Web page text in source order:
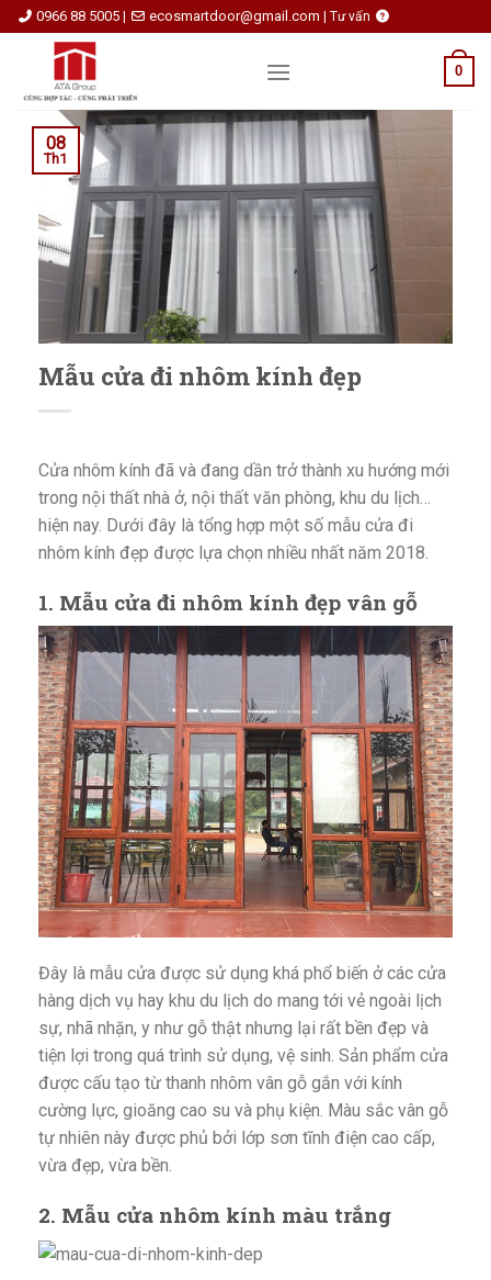
Skip
to
0966 88 5005 | ecosmartdoor@gmail.com | Tư vấn
0
Mẫu cửa đi nhôm kính đẹp
08
Th1
Cửa nhôm kính đã và đang dần trở thành xu hướng mới
trong nội thất nhà ở, nội thất văn phòng, khu du lịch…
hiện nay. Dưới đây là tổng hợp một số mẫu cửa đi
nhôm kính đẹp được lựa chọn nhiều nhất năm 2018.
1. Mẫu cửa đi nhôm kính đẹp vân gỗ
Đây là mẫu cửa được sử dụng khá phổ biến ở các cửa
hàng dịch vụ hay khu du lịch do mang tới vẻ ngoài lịch
sự, nhã nhặn, y như gỗ thật nhưng lại rất bền đẹp và
tiện lợi trong quá trình sử dụng, vệ sinh. Sản phẩm cửa
được cấu tạo từ thanh nhôm vân gỗ gắn với kính
cường lực, gioăng cao su và phụ kiện. Màu sắc vân gỗ
tự nhiên này được phủ bởi lớp sơn tĩnh điện cao cấp,
vừa đẹp, vừa bền.
2. Mẫu cửa nhôm kính màu trắng